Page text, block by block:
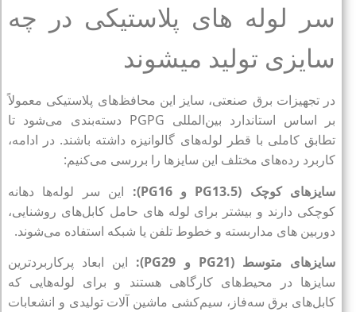
سر لوله های پلاستیکی در چه
سایزی تولید میشوند
در تجهیزات برق صنعتی، سایز این محافظ‌های پلاستیکی معمولاً
بر اساس استاندارد بین‌المللی PG
PG دسته‌بندی می‌شود تا
تطابق کاملی با قطر لوله‌های گالوانیزه داشته باشند. در ادامه،
کاربرد رده‌های مختلف این سایزها را بررسی می‌کنیم:
سایزهای کوچک (PG13.5 وPG16
): این سر لوله‌ها دهانه
کوچکی دارند و بیشتر برای لوله‌ های حامل کابل‌های روشنایی،
دوربین‌ های مداربسته و خطوط تلفن یا شبکه استفاده می‌شوند.
سایزهای متوسط (PG21 و PG29
): این ابعاد پرکاربردترین
سایزها در محیط‌های کارگاهی هستند و برای لوله‌هایی که
کابل‌های برق سه‌فاز، سیم‌کشی ماشین‌ آلات تولیدی و انشعابات